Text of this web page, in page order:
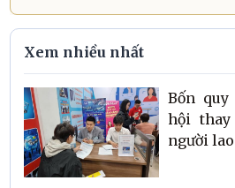
Xem nhiều nhất
Bốn
hội
người